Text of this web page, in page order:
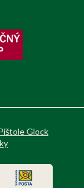
Glock